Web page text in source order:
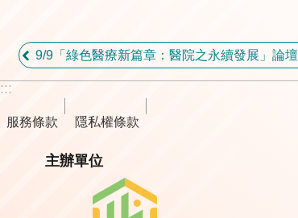
9/9「綠色醫療新篇章：醫院之永續發展」論壇
:::
服務條款 隱私權條款
主辦單位